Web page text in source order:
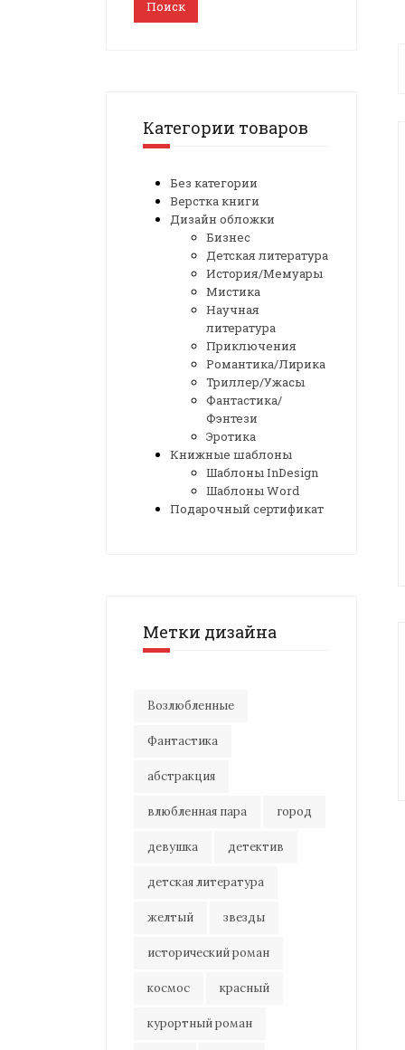
Поиск
Категории товаров
Без категории
Верстка книги
Дизайн обложки
Бизнес
Детская литература
История/Мемуары
Мистика
Научная
литература
Приключения
Романтика/Лирика
Триллер/Ужасы
Фантастика/
Фэнтези
Эротика
Книжные шаблоны
Шаблоны InDesign
Шаблоны Word
Подарочный сертификат
Метки дизайна
Возлюбленные
Фантастика
абстракция
влюбленная пара город
девушка детектив
детская литература
желтый звезды
исторический роман
космос красный
курортный роман